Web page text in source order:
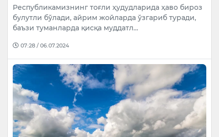
Республикамизнинг тоғли ҳудудларида ҳаво бироз
булутли бўлади, айрим жойларда ўзгариб туради,
баъзи туманларда қисқа муддатл…
07:28 / 06.07.2024